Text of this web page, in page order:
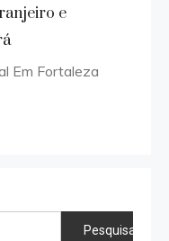
e
Em Fortaleza
Pesquisar